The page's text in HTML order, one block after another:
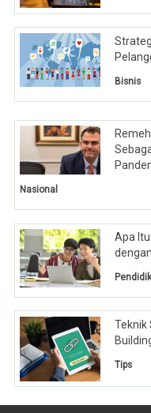
Bisnis
Nasional
Apa
Teknik
Tips